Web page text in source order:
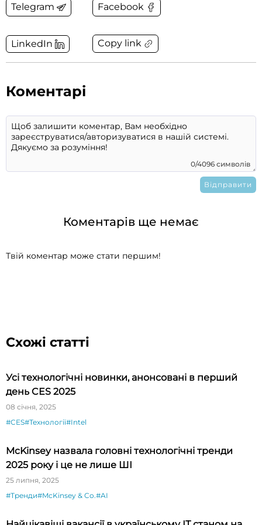
Telegram Facebook
LinkedIn Copy link
Коментарі
0/4096 символів
Коментарів ще немає
Твій коментар може стати першим!
Схожі статті
Усі технологічні новинки, анонсовані в перший
день CES 2025
08 січня, 2025
#CES#Технології#Intel
McKinsey назвала головні технологічні тренди
2025 року і це не лише ШІ
25 липня, 2025
#Тренди#McKinsey & Co.#AI